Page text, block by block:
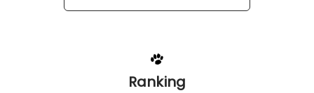
Ranking